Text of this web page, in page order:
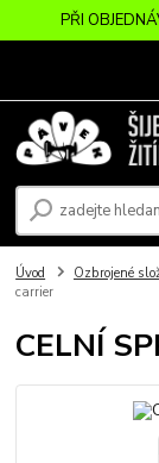
PŘI
Úvod Ozbrojené
carrier
CELNÍ